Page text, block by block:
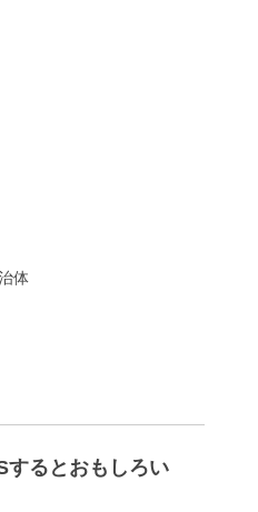
体
するとおもしろい